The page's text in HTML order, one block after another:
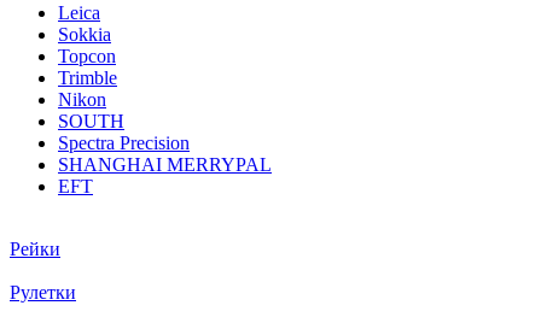
Leica
Sokkia
Topcon
Trimble
Nikon
SOUTH
Spectra Precision
SHANGHAI MERRYPAL
EFT
Рейки
Рулетки